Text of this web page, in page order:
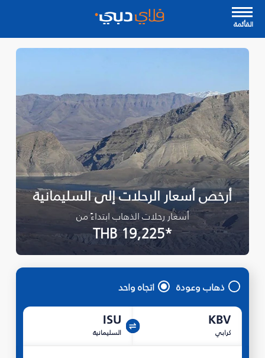
القأئمة
أرخص أسعار الرحلات إلى السليمانية‎
أسعار رحلات الذهاب ابتداءً من
*THB 19,225
ذهاب وعودة اتجاه واحد
KBV
كرابي
ISU
السليمانية‎